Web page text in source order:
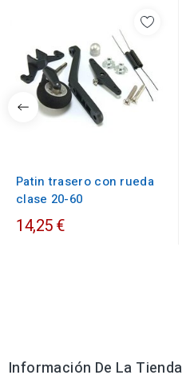
Patin trasero con rueda
clase 20-60
14,25 €
Información De La Tienda